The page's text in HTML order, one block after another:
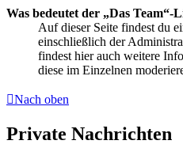
Was bedeutet der „Das Team“-
Auf dieser Seite findest du
einschließlich der
findest hier auch weitere
diese im Einzelnen
Nach oben
Private Nachrichten